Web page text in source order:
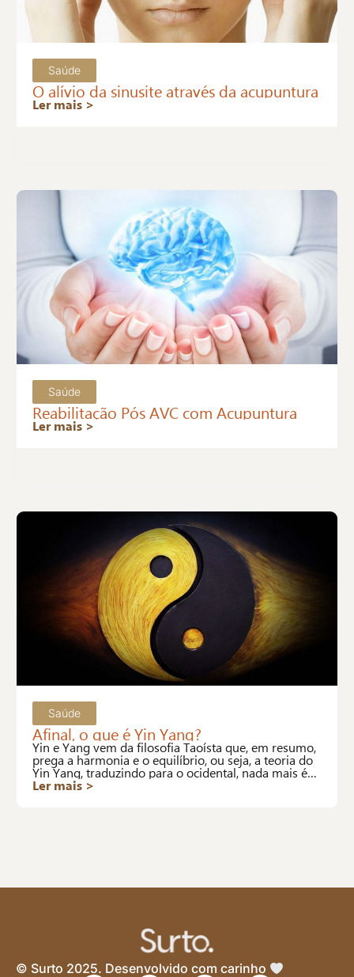
Saúde
O alívio da sinusite através da acupuntura
Ler mais >
Saúde
Reabilitação Pós AVC com Acupuntura
Ler mais >
Saúde
Afinal, o que é Yin Yang?
Yin e Yang vem da filosofia Taoísta que, em resumo,
prega a harmonia e o equilíbrio, ou seja, a teoria do
Yin Yang, traduzindo para o ocidental, nada mais é
que a definição de saúde da OMS.
Ler mais >
© Surto 2025. Desenvolvido com carinho